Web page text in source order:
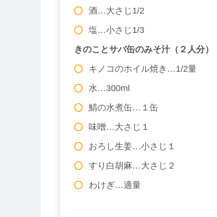
酒…大さじ
塩…小さじ1/3
きのことサバ缶のみそ汁（２人分）
キノコのホイル焼き…1/2量
水…300ml
鯖の水煮缶…１缶
味噌…大さじ１
おろし生姜…小さじ１
すり白胡麻…大さじ２
わけぎ…適量